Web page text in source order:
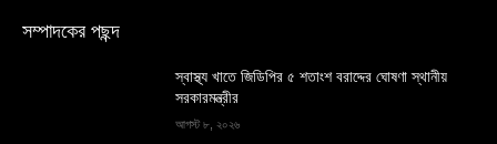
সম্পাদকের পছন্দ
স্বাস্থ্য খাতে জিডিপির ৫ শতাংশ বরাদ্দের ঘোষণা স্থানীয়
সরকারমন্ত্রীর
আগস্ট ৮, ২০২৬